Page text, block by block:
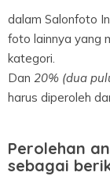
dalam Salonfoto
foto lainnya yang
kategori.
Dan 20% (dua
harus diperoleh
Perolehan
sebagai